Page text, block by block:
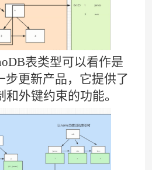
表类型可以看作是
更新产品，它提供了
外键约束的功能。